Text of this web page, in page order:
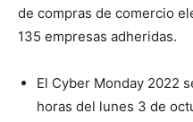
de compras de comercio
135 empresas adheridas.
El Cyber Monday 2022
horas del lunes 3 de